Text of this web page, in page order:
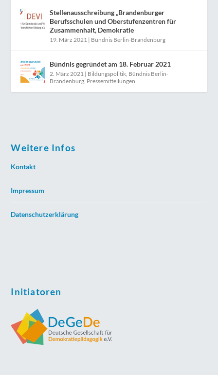
Stellenausschreibung „Brandenburger
Berufsschulen und Oberstufenzentren für
Zusammenhalt, Demokratie
19. März 2021 | Bündnis Berlin-Brandenburg
Bündnis gegründet am 18. Februar 2021
2. März 2021 | Bildungspolitik Bündnis Berlin-
Brandenburg Pressemitteilungen
Weitere Infos
Kontakt
Impressum
Datenschutzerklärung
Initiatoren